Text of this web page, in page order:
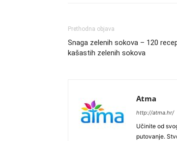
Prethodna objava
Snaga zelenih sokova – 120
kašastih zelenih sokova
Atma
http://atma.hr/
Učinite od
putovanje.